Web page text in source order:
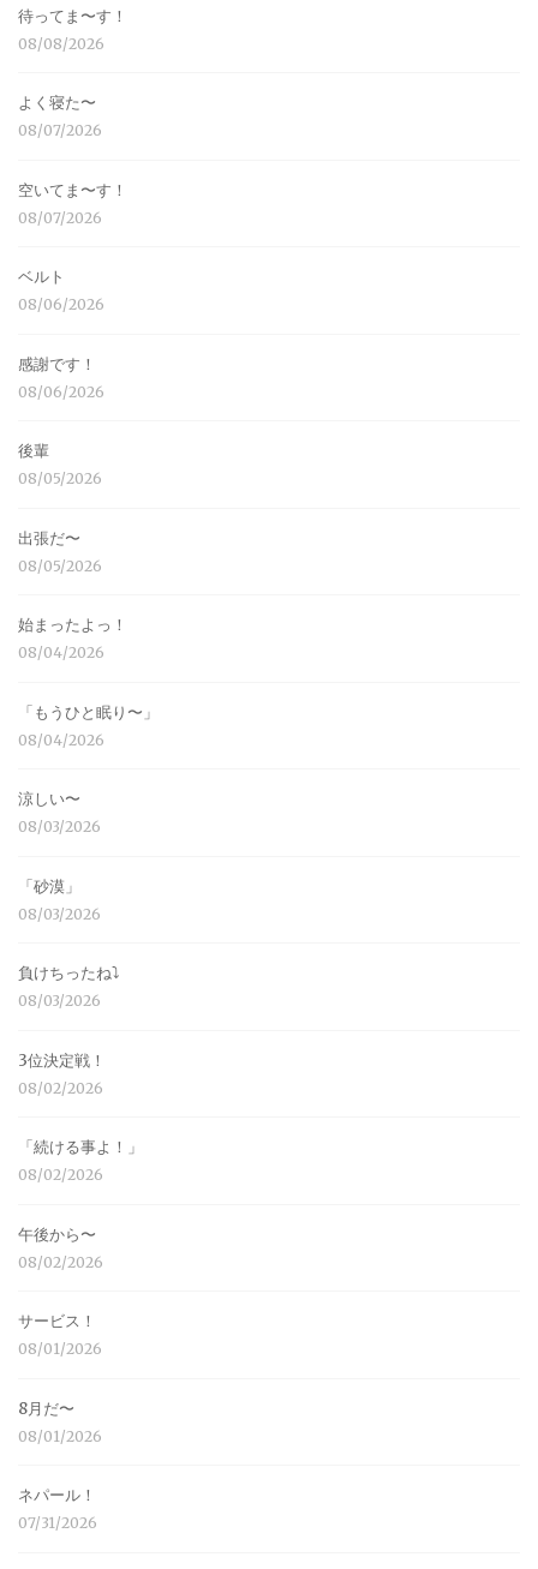
待ってま〜す！
08/08/2026
よく寝た〜
08/07/2026
空いてま〜す！
08/07/2026
ベルト
08/06/2026
感謝です！
08/06/2026
後輩
08/05/2026
出張だ〜
08/05/2026
始まったよっ！
08/04/2026
「もうひと眠り〜」
08/04/2026
涼しい〜
08/03/2026
「砂漠」
08/03/2026
負けちったね⤵︎
08/03/2026
3位決定戦！
08/02/2026
「続ける事よ！」
08/02/2026
午後から〜
08/02/2026
サービス！
08/01/2026
8月だ〜
08/01/2026
ネパール！
07/31/2026